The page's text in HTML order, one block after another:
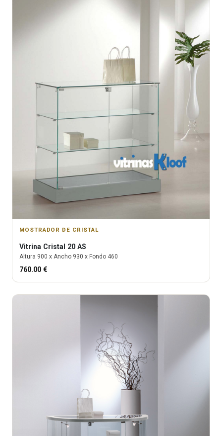
MOSTRADOR DE CRISTAL
Vitrina Cristal 20 AS
Altura 900 x Ancho 930 x Fondo 460
760.00 €